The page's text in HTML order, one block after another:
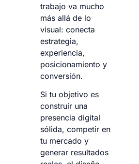
trabajo va mucho
más allá de lo
visual: conecta
estrategia,
experiencia,
posicionamiento y
conversión.
Si tu objetivo es
construir una
presencia digital
sólida, competir en
tu mercado y
generar resultados